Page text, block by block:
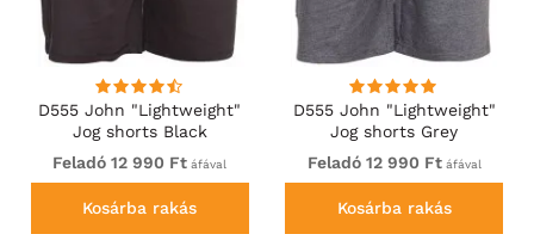
D555 John "Lightweight"
Jog shorts Black
Feladó 12 990 Ft áfával
Kosárba rakás
D555 John "Lightweight"
Jog shorts Grey
Feladó 12 990 Ftáfával
Kosárba rakás